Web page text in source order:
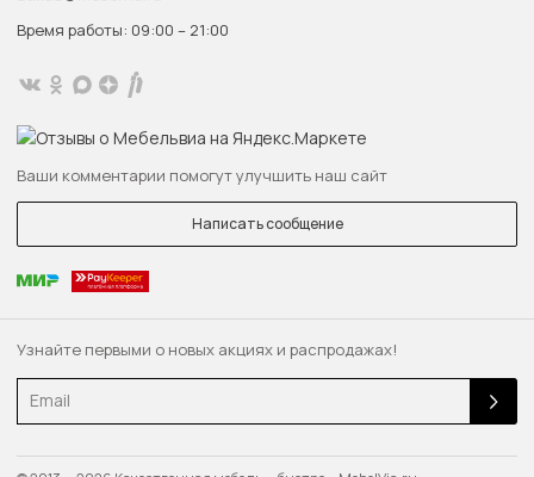
Узнайте первыми о новых акциях и распродажах!
Время работы: 09:00 – 21:00
Ваши комментарии помогут улучшить наш сайт
Написать сообщение